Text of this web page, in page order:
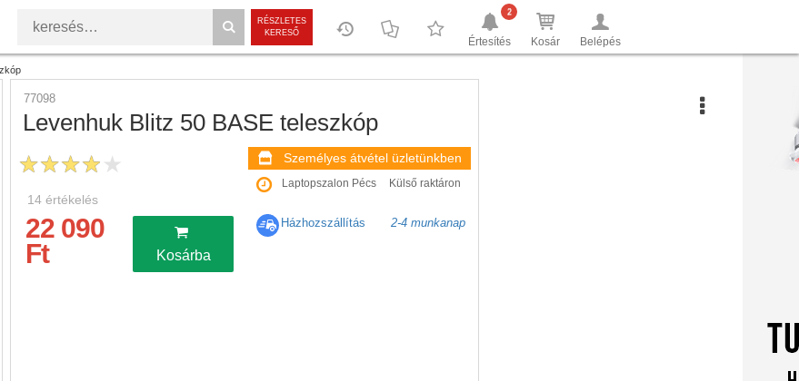
RÉSZLETES
KERESŐ
Értesítés
2
Kosár Belépés
77098
Levenhuk Blitz 50 BASE teleszkóp
14értékelés
22 090
Ft
Kosárba
Személyes átvétel üzletünkben
Laptopszalon Pécs Külső raktáron
Házhozszállítás 2-4 munkanap